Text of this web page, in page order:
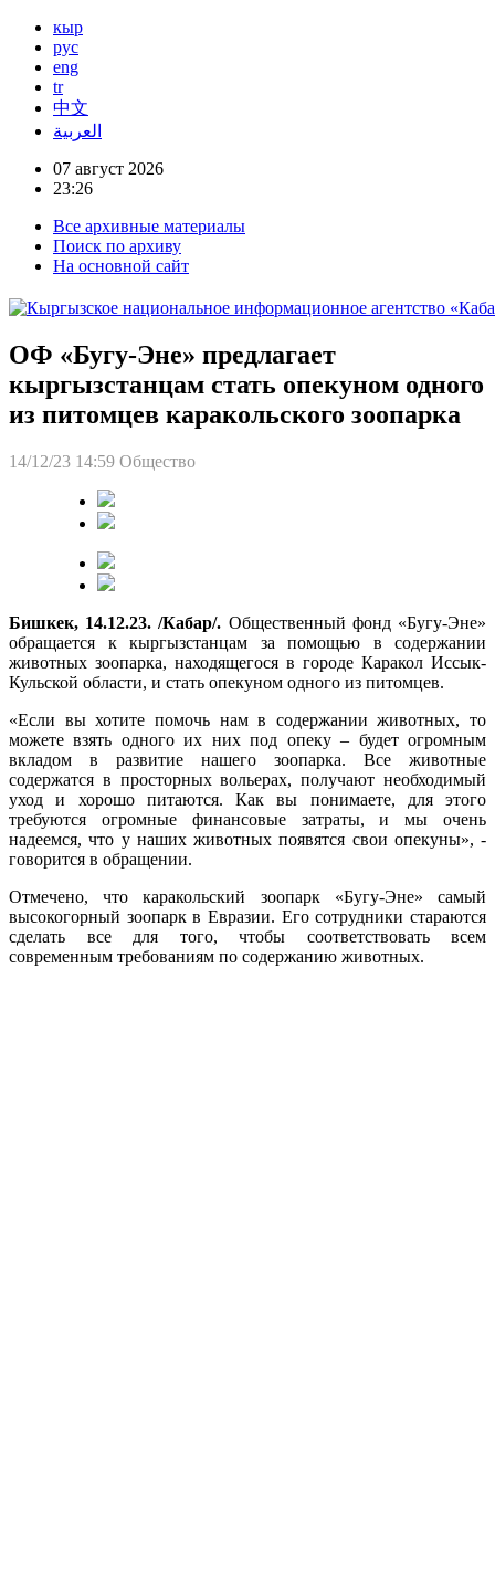
кыр
рус
eng
tr
中文
العربية
07 август 2026
23:26
Все архивные материалы
Поиск по архиву
На основной сайт
ОФ «Бугу-Эне» предлагает
кыргызстанцам стать опекуном одного
из питомцев каракольского зоопарка
14/12/23 14:59 Общество
Бишкек, 14.12.23. /Кабар/. Общественный фонд «Бугу-Эне»
обращается к кыргызстанцам за помощью в содержании
животных зоопарка, находящегося в городе Каракол Иссык-
Кульской области, и стать опекуном одного из питомцев.
«Если вы хотите помочь нам в содержании животных, то
можете взять одного их них под опеку – будет огромным
вкладом в развитие нашего зоопарка. Все животные
содержатся в просторных вольерах, получают необходимый
уход и хорошо питаются. Как вы понимаете, для этого
требуются огромные финансовые затраты, и мы очень
надеемся, что у наших животных появятся свои опекуны», -
говорится в обращении.
Отмечено, что каракольский зоопарк «Бугу-Эне» самый
высокогорный зоопарк в Евразии. Его сотрудники стараются
сделать все для того, чтобы соответствовать всем
современным требованиям по содержанию животных.